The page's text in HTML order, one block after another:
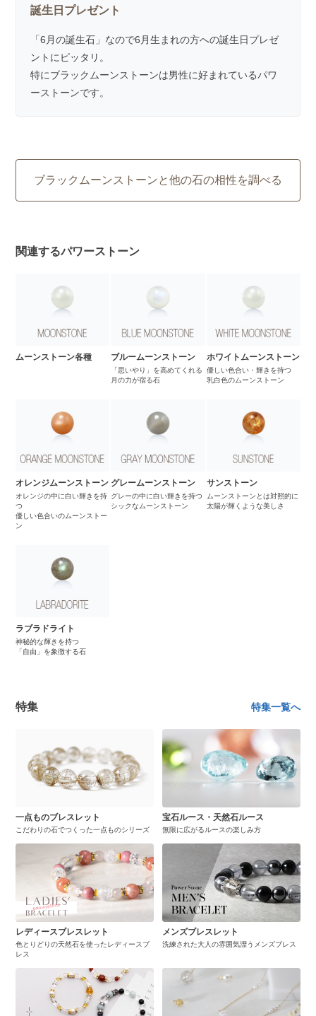
誕生日プレゼント
「6月の誕生石」なので6月生まれの方への誕生日プレゼ
ントにピッタリ。
特にブラックムーンストーンは男性に好まれているパワ
ーストーンです。
ブラックムーンストーンと他の石の相性を調べる
関連するパワーストーン
ムーンストーン各種 ブルームーンストーン
「思いやり」を高めてくれる
月の力が宿る石
ホワイトムーンストーン
優しい色合い・輝きを持つ
乳白色のムーンストーン
オレンジムーンストーン
オレンジの中に白い輝きを持
つ
優しい色合いのムーンストー
ン
グレームーンストーン
グレーの中に白い輝きを持つ
シックなムーンストーン
サンストーン
ムーンストーンとは対照的に
太陽が輝くような美しさ
ラブラドライト
神秘的な輝きを持つ
「自由」を象徴する石
特集 特集一覧へ
一点ものブレスレット
こだわりの石でつくった一点ものシリーズ
宝石ルース・天然石ルース
無限に広がるルースの楽しみ方
レディースブレスレット
色とりどりの天然石を使ったレディースブ
レス
メンズブレスレット
洗練された大人の雰囲気漂うメンズブレス